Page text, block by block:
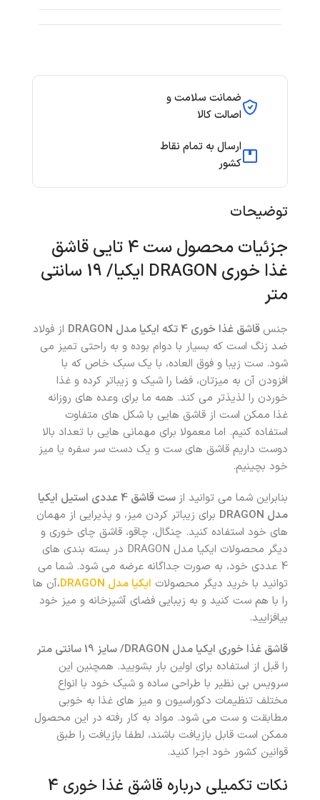
ضمانت سلامت و
اصالت کالا
ارسال به تمام نقاط
کشور
توضیحات
جزئیات محصول ست 4 تایی قاشق
غذا خوری DRAGON ایکیا/ 19 سانتی
متر
جنس قاشق غذا خوری 4 تکه ایکیا مدل DRAGON
از فولاد
ضد زنگ است که بسیار با دوام بوده و به راحتی تمیز می
شود. ست زیبا و فوق العاده، با یک سبک خاص که با
افزودن آن به میزتان، فضا را شیک و زیباتر کرده و غذا
خوردن را لذیذتر می کند. همه ما برای وعده های روزانه
غذا ممکن است از قاشق هایی با شکل های متفاوت
استفاده کنیم. اما معمولا برای مهمانی هایی با تعداد بالا
دوست داریم قاشق های ست و یک دست سر سفره یا میز
خود بچینیم.
بنابراین شما می توانید از
ست قاشق 4 عددی استیل ایکیا
مدل DRAGON
برای زیباتر کردن میز، و پذیرایی از مهمان
های خود استفاده کنید. چنگال، چاقو، قاشق چای خوری و
دیگر محصولات ایکیا مدل DRAGON در بسته بندی های
4 عددی خود، به صورت جداگانه عرضه می شود. شما می
توانید با خرید دیگر محصولات ایکیا مدل DRAGON
،آن ها
را با هم ست کنید و به زیبایی فضای آشپزخانه و میز خود
بیافزایید.
قاشق غذا خوری ایکیا مدل DRAGON/ سایز 19 سانتی متر
را قبل از استفاده برای اولین بار بشویید. همچنین این
سرویس بی نظیر با طراحی ساده و شیک خود با انواع
مختلف تنظیمات دکوراسیون و میز های غذا به خوبی
مطابقت و ست می شود. مواد به کار رفته در این محصول
ممکن است قابل بازیافت باشند، لطفا بازیافت را طبق
قوانین کشور خود اجرا کنید.
نکات تکمیلی درباره قاشق غذا خوری 4